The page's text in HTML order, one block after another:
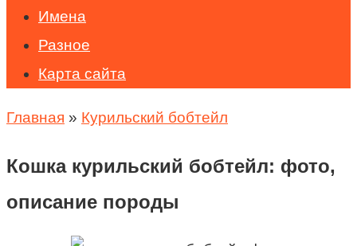
Имена
Разное
Карта сайта
Главная » Курильский бобтейл
Кошка курильский бобтейл: фото,
описание породы